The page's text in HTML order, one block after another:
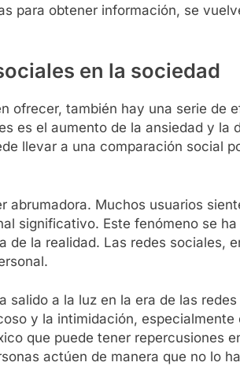
para obtener información, se
en la sociedad
ofrecer, también hay una serie de
es el aumento de la ansiedad y
llevar a una comparación social
abrumadora. Muchos usuarios
significativo. Este fenómeno se
la realidad. Las redes sociales,
a la luz en la era de las
y la intimidación,
que puede tener repercusiones
actúen de manera que no lo